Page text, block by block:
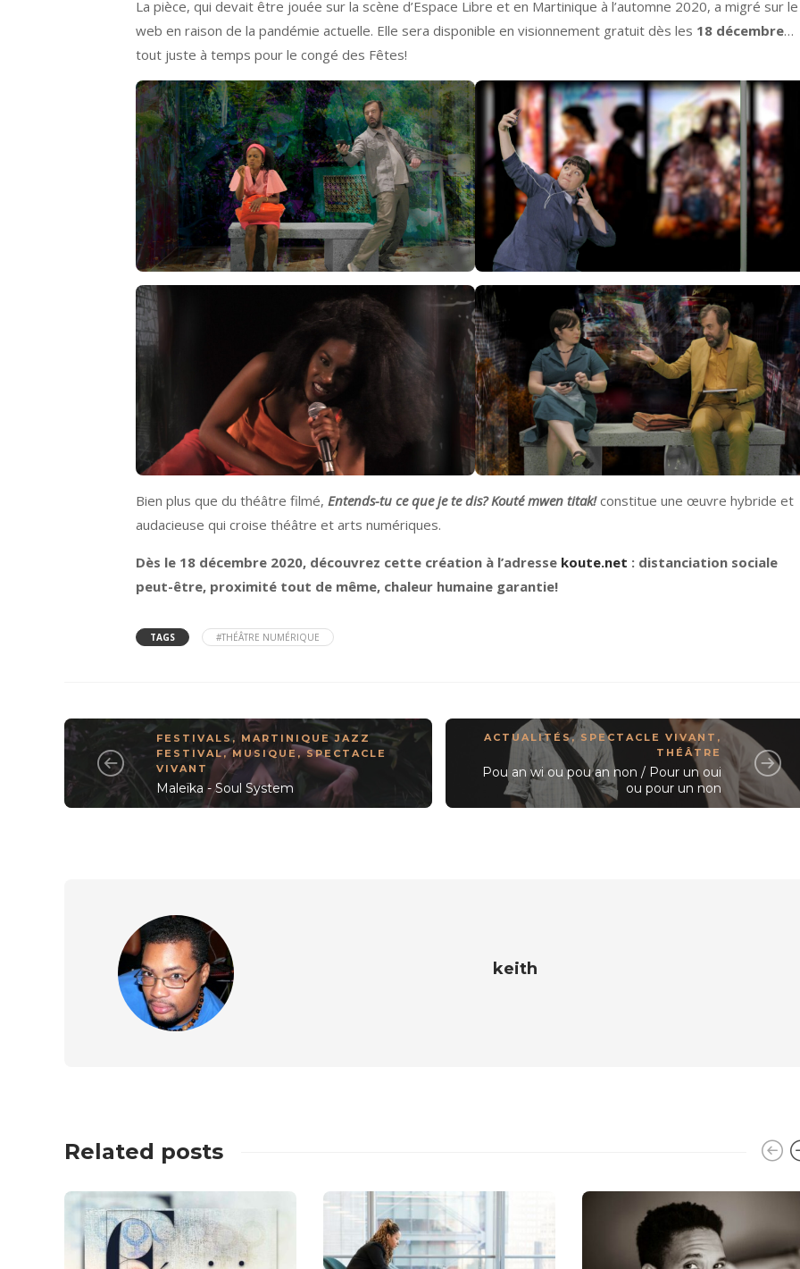
La pièce, qui devait être jouée sur la scène d’Espace Libre et en Martinique à l’automne 2020, a migré sur le
web en raison de la pandémie actuelle. Elle sera disponible en visionnement gratuit dès les 18 décembre…
tout juste à temps pour le congé des Fêtes!
Bien plus que du théâtre filmé, Entends-tu ce que je te dis? Kouté mwen titak!constitue une œuvre hybride et
audacieuse qui croise théâtre et arts numériques.
Dès le 18 décembre 2020, découvrez cette création à l’adresse koute.net : distanciation sociale
peut-être, proximité tout de même, chaleur humaine garantie!
TAGS #THÉÂTRE NUMÉRIQUE
FESTIVALS, MARTINIQUE JAZZ
FESTIVAL,MUSIQUE,SPECTACLE
VIVANT
Maleïka - Soul System
ACTUALITÉS, SPECTACLE VIVANT ,
THÉÂTRE
Pou an wi ou pou an non / Pour un oui
ou pour un non
keith
Related posts